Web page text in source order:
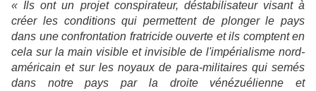
« Ils ont un projet conspirateur, déstabilisateur visant à
créer les conditions qui permettent de plonger le pays
dans une confrontation fratricide ouverte et ils comptent en
cela sur la main visible et invisible de l'impérialisme nord-
américain et sur les noyaux de para-militaires qui semés
dans notre pays par la droite vénézuélienne et